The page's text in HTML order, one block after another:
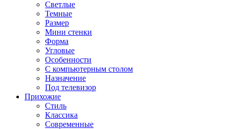
Светлые
Темные
Размер
Мини стенки
Форма
Угловые
Особенности
С компьютерным столом
Назначение
Под телевизор
Прихожие
Стиль
Классика
Современные